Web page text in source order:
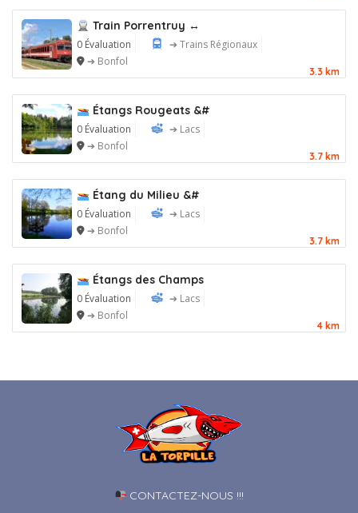
Train Porrentruy ↔
0 Évaluation
➔ Trains Régionaux
➔ Bonfol
3.3 km
Étangs Rougeats &#
0 Évaluation
➔ Lacs
➔ Bonfol
3.7 km
Étang du Milieu &#
0 Évaluation
➔ Lacs
➔ Bonfol
3.7 km
Étangs des Champs
0 Évaluation
➔ Lacs
➔ Bonfol
4 km
CONTACTEZ-NOUS !!!